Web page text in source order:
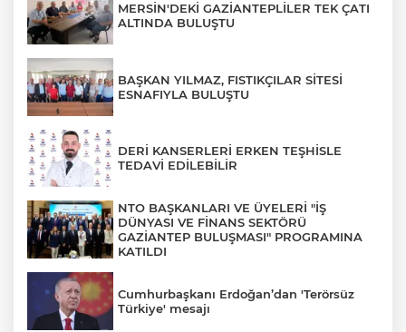
MERSİN'DEKİ GAZİANTEPLİLER TEK ÇATI
ALTINDA BULUŞTU
BAŞKAN YILMAZ, FISTIKÇILAR SİTESİ
ESNAFIYLA BULUŞTU
DERİ KANSERLERİ ERKEN TEŞHİSLE
TEDAVİ EDİLEBİLİR
NTO BAŞKANLARI VE ÜYELERİ "İŞ
DÜNYASI VE FİNANS SEKTÖRÜ
GAZİANTEP BULUŞMASI" PROGRAMINA
KATILDI
Cumhurbaşkanı Erdoğan’dan 'Terörsüz
Türkiye' mesajı